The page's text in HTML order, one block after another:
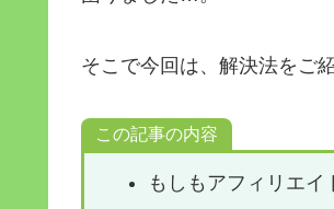
そこで今回は、解決法をご
この記事の内容
もしもアフィリエ